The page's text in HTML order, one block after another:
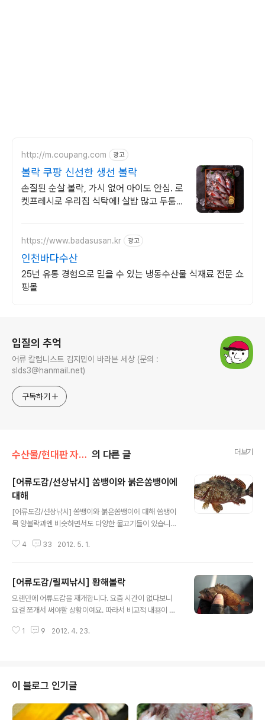
http://m.coupang.com 광고
볼락 쿠팡 신선한 생선 볼락
손질된 순살 볼락, 가시 없어 아이도 안심. 로
켓프레시로 우리집 식탁에! 살밥 많고 두툼한
https://www.badasusan.kr 광고
인천바다수산
25년 유통 경험으로 믿을 수 있는 냉동수산물 식재료 전문 쇼
핑몰
입질의 추억
어류 칼럼니스트 김지민이 바라본 세상 (문의 :
slds3@hanmail.net)
구독하기
수산물/현대판 자산어보 의 다른 글 더보기
[어류도감/선상낚시] 쏨뱅이와 붉은쏨뱅이에
대해
[어류도감/선상낚시] 쏨뱅이와 붉은쏨뱅이에 대해 쏨뱅이
목 양볼락과엔 비슷하면서도 다양한 물고기들이 있습니다.
어종들이 전부 여기에 속하는데요. 그 가운데서 가장 표준
구분지음에 있어서 어류도감에서 나온 것 보다 더 자세히
기술된 글일 것이라는 생각 을 가지고 써봅니다. 왜냐하면
아직 국내엔 이 둘에 대한 정확한 데이터가 없습니다. 또한
있는데요. 여기선 보다 자세한 내용으로 이해를 돕고자 합
4 33 2012. 5. 1.
[어류도감/릴찌낚시] 황해볼락
오랜만에 어류도감을 재개합니다. 요즘 시간이 없다보니
요걸 쪼개서 써야할 상황이예요. 따라서 비교적 내용이 많
겪인 손님고기 위주로 글을 쓰는 실정이니 이 점 양해바랍
친숙한 고기죠. 간단히 알아보겠습니다. ^^ ■ 황해볼락에
대해서 표준명 : 황해볼락(쏨뱅이목 양볼락과) 방언 : 꺽저
구, 꺽더구, 우레기, 뽈락(사실 이 방언들은 남해쪽 볼락계
열과 같이 취급해서 생긴 호칭들) 영명 : 데이타 없슴 일명 :
1 9 2012. 4. 23.
이 블로그 인기글